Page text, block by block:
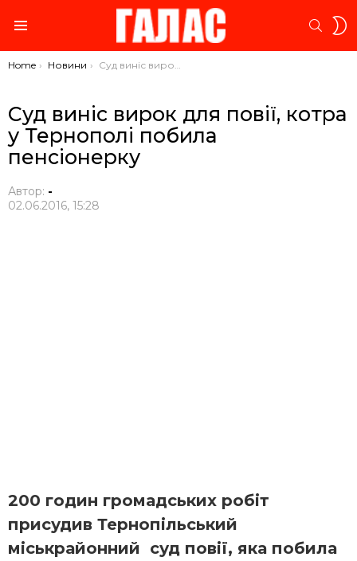
You are here:
Home Новини Суд виніс вирок для повії, котра у Тернополі побила пенсіонерку
Суд виніс вирок для повії, котра
у Тернополі побила
пенсіонерку
Автор: -
02.06.2016, 15:28
200 годин громадських робіт
присудив Тернопільський
міськрайонний суд повії, яка побила